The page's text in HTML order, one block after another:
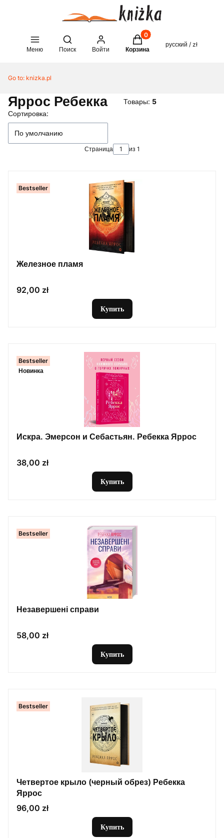
Меню
Open search engine
Поиск Войти
Товары в корзине: 0.
Корзина
русский / zł
Go to: knizka.pl
Яррос Ребекка Товары: 5
Список товаров
Сортировка:
По умолчанию
Страница из 1
Bestseller
Железное пламя
Цена
92,00 zł
Купить
Bestseller
Новинка
Искра. Эмерсон и Себастьян. Ребекка Яррос
Цена
38,00 zł
Купить
Bestseller
Незавершені справи
Цена
58,00 zł
Купить
Bestseller
Четвертое крыло (черный обрез) Ребекка
Яррос
Цена
96,00 zł
Купить